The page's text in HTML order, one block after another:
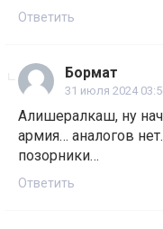
Ответить
Бормат
31 июля 2024
Алишералкаш, ну
армия… аналогов
позорники…
Ответить